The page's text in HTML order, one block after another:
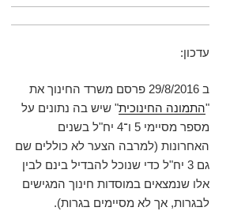
עדכון:
ב 29/8/2016 פרסם משרד החינוך את
"התמונה החינוכית" שיש בה נתונים על
מספר מסיימי 5 ו־4 יח"ל בשנים
האחרונות (למרבה הצער לא כוללים שם
גם 3 יח"ל כדי שנוכל להבדיל בינם לבין
אלו שנמצאים במוסדות חינוך המגישים
לבגרות, אך לא מסיימים בגרות).